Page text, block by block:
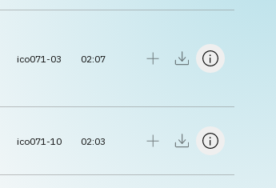
ico071-03 02:07
ico071-10 02:03